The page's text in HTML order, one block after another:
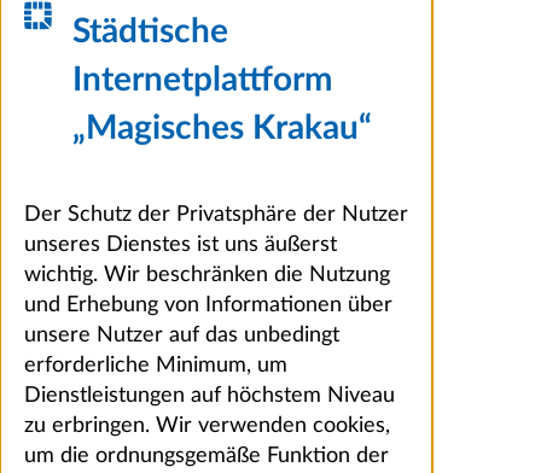
Städtische
Internetplattform
„Magisches Krakau“
Der Schutz der Privatsphäre der Nutzer
unseres Dienstes ist uns äußerst
wichtig. Wir beschränken die Nutzung
und Erhebung von Informationen über
unsere Nutzer auf das unbedingt
erforderliche Minimum, um
Dienstleistungen auf höchstem Niveau
zu erbringen. Wir verwenden cookies,
um die ordnungsgemäße Funktion der